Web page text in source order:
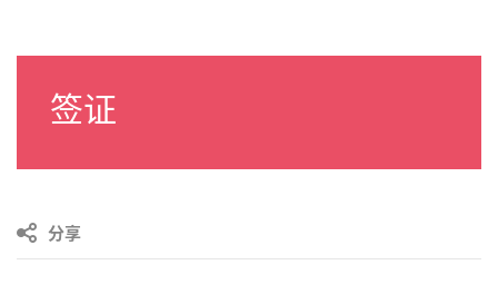
签证
分享